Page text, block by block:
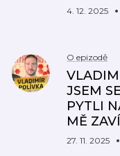
4. 12. 2025
O epizodě
JSEM
PYTLI
MĚ
27. 11. 2025